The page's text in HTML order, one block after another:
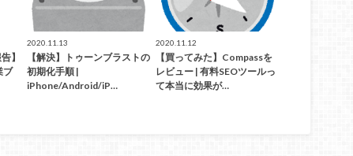
】
ブ
2020.11.13
【解決】トゥーンブラストの
初期化手順 |
iPhone/Android/iP…
2020.11.12
【買ってみた】Compassを
レビュー | 有料SEOツールっ
て本当に効果が…